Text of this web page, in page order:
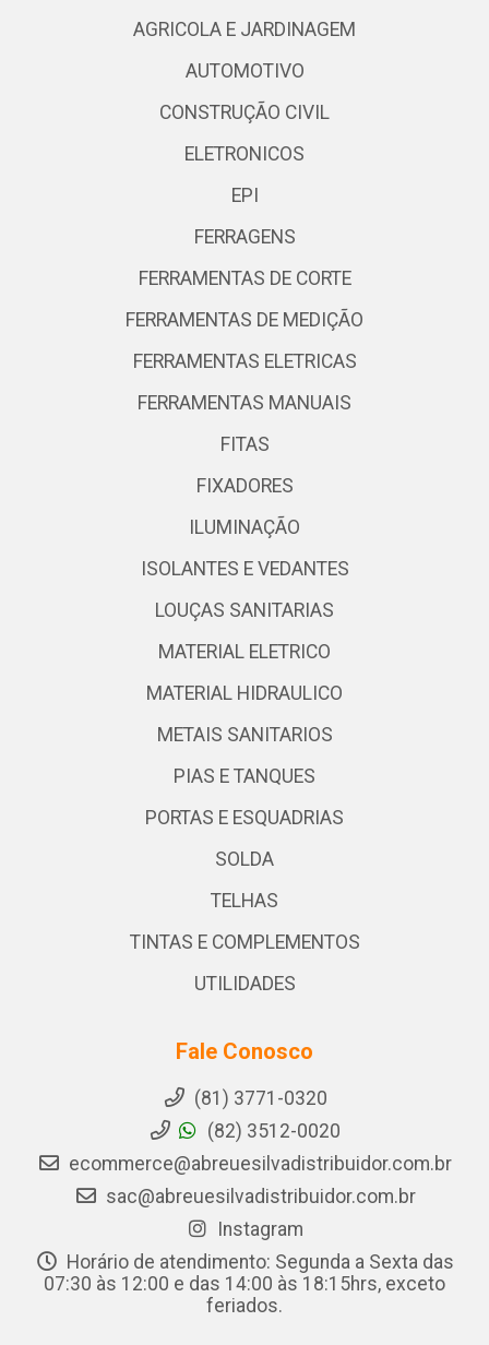
AGRICOLA E JARDINAGEM
AUTOMOTIVO
CONSTRUÇÃO CIVIL
ELETRONICOS
EPI
FERRAGENS
FERRAMENTAS DE CORTE
FERRAMENTAS DE MEDIÇÃO
FERRAMENTAS ELETRICAS
FERRAMENTAS MANUAIS
FITAS
FIXADORES
ILUMINAÇÃO
ISOLANTES E VEDANTES
LOUÇAS SANITARIAS
MATERIAL ELETRICO
MATERIAL HIDRAULICO
METAIS SANITARIOS
PIAS E TANQUES
PORTAS E ESQUADRIAS
SOLDA
TELHAS
TINTAS E COMPLEMENTOS
UTILIDADES
Fale Conosco
(81) 3771-0320
(82) 3512-0020
ecommerce@abreuesilvadistribuidor.com.br
sac@abreuesilvadistribuidor.com.br
Instagram
Horário de atendimento: Segunda a Sexta das
07:30 às 12:00 e das 14:00 às 18:15hrs, exceto
feriados.